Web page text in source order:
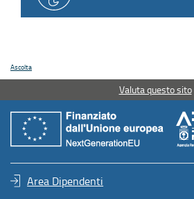
Ascolta
Valuta questo sito
Area Dipendenti